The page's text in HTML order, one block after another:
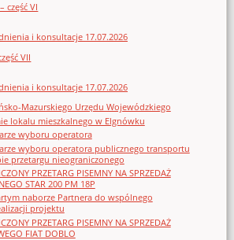
część VI
i konsultacje 17.07.2026
VII
i konsultacje 17.07.2026
Mazurskiego Urzędu Wojewódzkiego
lokalu mieszkalnego w Elgnówku
wyboru operatora
wyboru operatora publicznego transportu
przetargu nieograniczonego
PRZETARG PISEMNY NA SPRZEDAŻ
STAR 200 PM 18P
naborze Partnera do wspólnego
projektu
PRZETARG PISEMNY NA SPRZEDAŻ
FIAT DOBLO